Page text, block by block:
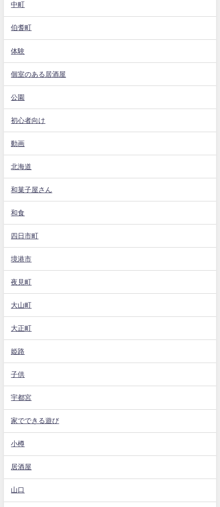
中町
伯耆町
体験
個室のある居酒屋
公園
初心者向け
動画
北海道
和菓子屋さん
和食
四日市町
境港市
夜見町
大山町
大正町
姫路
子供
宇都宮
家でできる遊び
小樽
居酒屋
山口